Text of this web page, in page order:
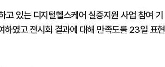
있는 디지털헬스케어 실증지원 사업 참여 기
였고 전시회 결과에 대해 만족도를 23일 표현